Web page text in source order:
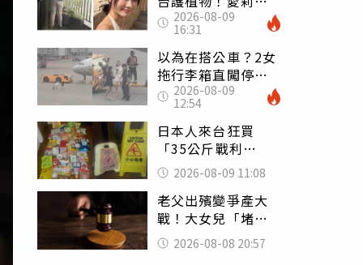
莎挨轟 笑回：他
不會被吹出去
2026-08-09
16:31
以為在搭公車？2女
拖行李箱直闖停機
坪「揮手攔機」
荒謬影片曝網傻眼
2026-08-09
12:54
日本人來台狂買
「35公斤戰利
品」 連拜拜用紅
盤、「小心地滑」
告示牌也帶回家
2026-08-09 11:08
老父出殯變爭產大
戰！大女兒「堵門
鎖靈堂」討千萬
法院判決出爐
2026-08-08 20:57